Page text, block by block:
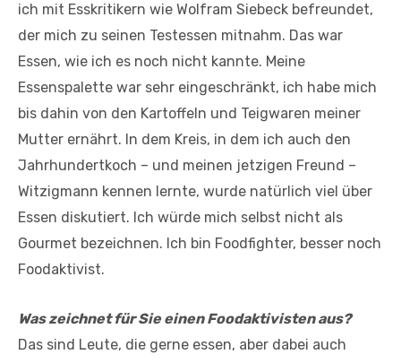
ich mit Esskritikern wie Wolfram Siebeck befreundet,
der mich zu seinen Testessen mitnahm. Das war
Essen, wie ich es noch nicht kannte. Meine
Essenspalette war sehr eingeschränkt, ich habe mich
bis dahin von den Kartoffeln und Teigwaren meiner
Mutter ernährt. In dem Kreis, in dem ich auch den
Jahrhundertkoch – und meinen jetzigen Freund –
Witzigmann kennen lernte, wurde natürlich viel über
Essen diskutiert. Ich würde mich selbst nicht als
Gourmet bezeichnen. Ich bin Foodfighter, besser noch
Foodaktivist.
Was zeichnet für Sie einen Foodaktivisten aus?
Das sind Leute, die gerne essen, aber dabei auch